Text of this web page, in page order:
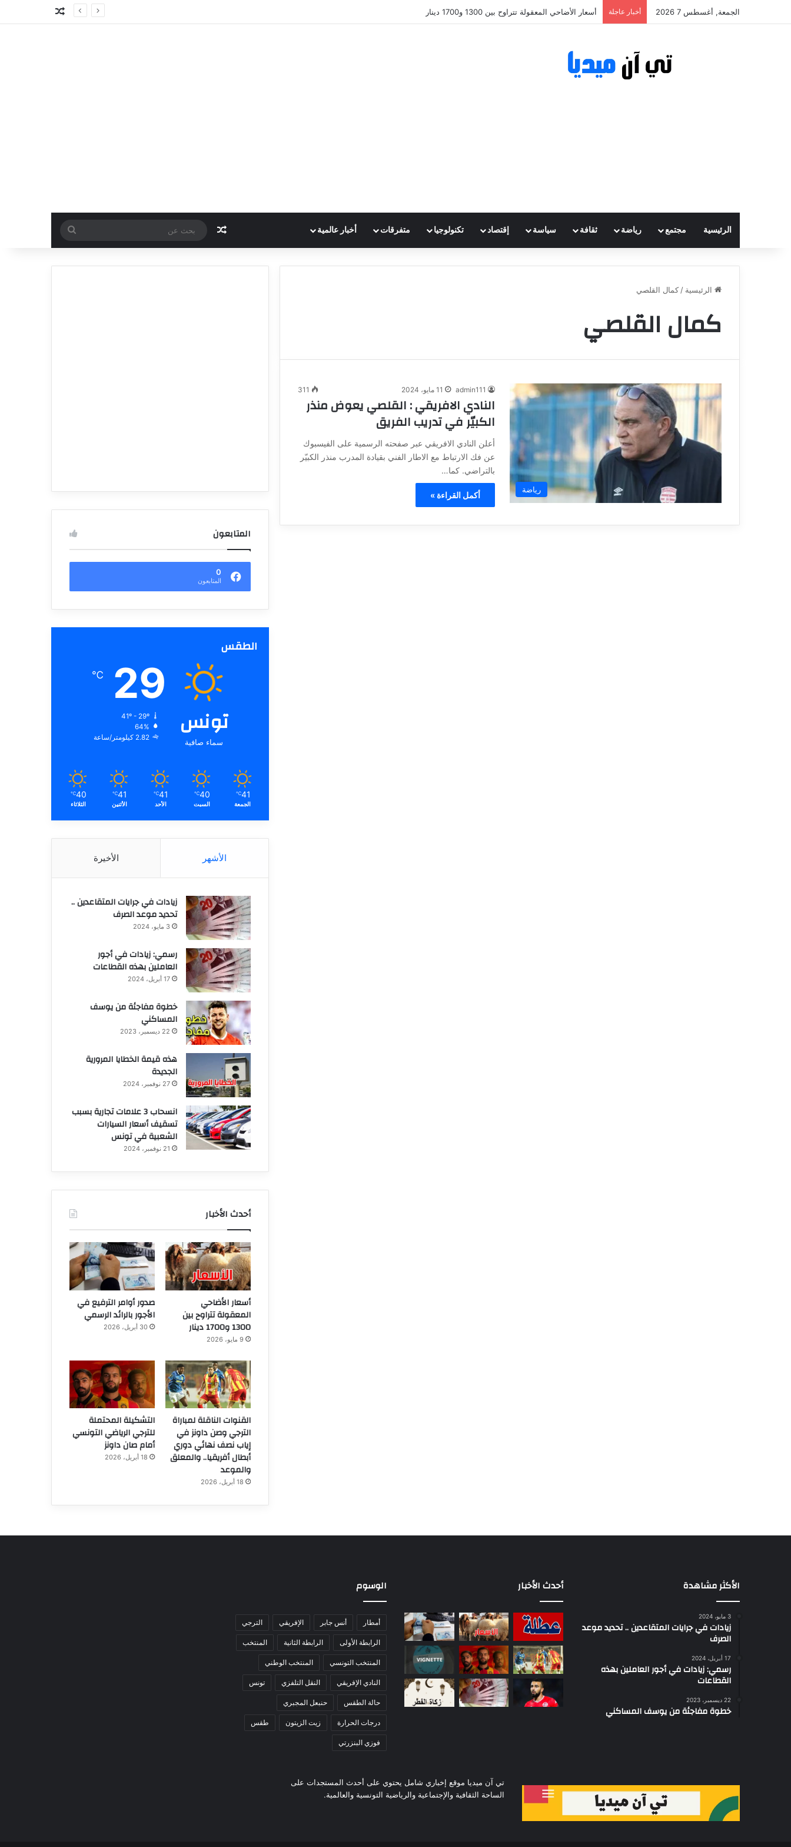
الجمعة, أغسطس 7 2026 أخبار عاجلة أسعار الأضاحي المعقولة تتراوح بين 1300 و1700 دينار مقال عشوائي
الرئيسية مجتمع رياضة ثقافة سياسة إقتصاد تكنولوجيا متفرقات أخبار عالمية مقال عشوائي
بحث
عن
الرئيسية / كمال القلصي
كمال القلصي
رياضة
admin111 11 مايو، 2024 311
النادي الافريقي : القلصي يعوض منذر
الكبيّر في تدريب الفريق
أعلن النادي الافريقي عبر صفحته الرسمية على الفيسبوك
عن فك الارتباط مع الاطار الفني بقيادة المدرب منذر الكبيّر
بالتراضي. كما…
أكمل القراءة »
المتابعون
0
المتابعون
الطقس
تونس
سماء صافية
29
℃
41º - 29º
64%
2.82 كيلومتر/ساعة
41
℃
الجمعة
40
℃
السبت
41
℃
الأحد
41
℃
الأثنين
40
℃
الثلاثاء
الأشهر الأخيرة
زيادات في جرايات المتقاعدين ..
تحديد موعد الصرف
3 مايو، 2024
رسمي: زيادات في أجور
العاملين بهذه القطاعات
17 أبريل، 2024
خطوة مفاجئة من يوسف
المساكني
22 ديسمبر، 2023
هذه قيمة الخطايا المرورية
الجديدة
27 نوفمبر، 2024
انسحاب 3 علامات تجارية بسبب
تسقيف أسعار السيارات
الشعبية في تونس
21 نوفمبر، 2024
أحدث الأخبار
أسعار الأضاحي
المعقولة تتراوح بين
1300 و1700 دينار
9 مايو، 2026
صدور أوامر الترفيع في
الأجور بالرائد الرسمي
30 أبريل، 2026
القنوات الناقلة لمباراة
الترجي وصن داونز في
إياب نصف نهائي دوري
أبطال أفريقيا.. والمعلق
والموعد
18 أبريل، 2026
التشكيلة المحتملة
للترجي الرياضي التونسي
أمام صان داونز
18 أبريل، 2026
الأكثر مشاهدة
3 مايو، 2024
زيادات في جرايات المتقاعدين .. تحديد موعد
الصرف
17 أبريل، 2024
رسمي: زيادات في أجور العاملين بهذه
القطاعات
22 ديسمبر، 2023
خطوة مفاجئة من يوسف المساكني
أحدث الأخبار الوسوم
أمطار أنس جابر الإفريقي الترجي
الرابطة الأولى الرابطة الثانية المنتخب
المنتخب التونسي المنتخب الوطني
النادي الإفريقي النقل التلفزي تونس
حالة الطقس حنبعل المجبري
درجات الحرارة زيت الزيتون طقس
فوزي البنزرتي
تي آن ميديا موقع إخباري شامل يحتوي على أحدث المستجدات على
الساحة الثقافية والإجتماعية والرياضية التونسية والعالمية.